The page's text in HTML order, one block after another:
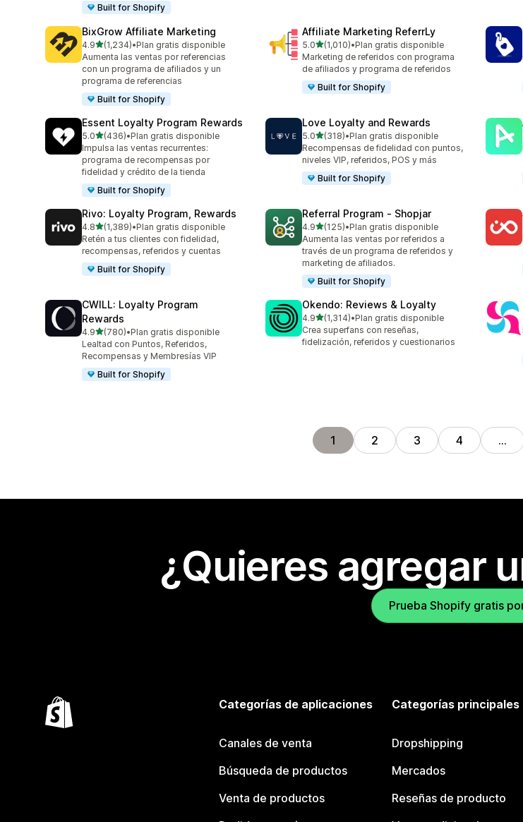
Built for Shopify
BixGrow Affiliate Marketing
4.9de 5 estrellas
(1,234)
1234 reseñas en total
•Plan gratis disponible
Aumenta las ventas por referencias
con un programa de afiliados y un
programa de referencias
Built for Shopify
Affiliate Marketing ReferrLy
5.0de 5 estrellas
(1,010)
1010 reseñas en total
•Plan gratis disponible
Marketing de referidos con programa
de afiliados y programa de referidos
Built for Shopify
Essent Loyalty Program Rewards
5.0de 5 estrellas
(436)
436 reseñas en total
•Plan gratis disponible
Impulsa las ventas recurrentes:
programa de recompensas por
fidelidad y crédito de la tienda
Built for Shopify
Love Loyalty and Rewards
5.0de 5 estrellas
(318)
318 reseñas en total
•Plan gratis disponible
Recompensas de fidelidad con puntos,
niveles VIP, referidos, POS y más
Built for Shopify
Rivo: Loyalty Program, Rewards
4.8de 5 estrellas
(1,389)
1389 reseñas en total
•Plan gratis disponible
Retén a tus clientes con fidelidad,
recompensas, referidos y cuentas
Built for Shopify
Referral Program ‑ Shopjar
4.9de 5 estrellas
(125)
125 reseñas en total
•Plan gratis disponible
Aumenta las ventas por referidos a
través de un programa de referidos y
marketing de afiliados.
Built for Shopify
CWILL: Loyalty Program
Rewards
4.9de 5 estrellas
(780)
780 reseñas en total
•Plan gratis disponible
Lealtad con Puntos, Referidos,
Recompensas y Membresías VIP
Built for Shopify
Okendo: Reviews & Loyalty
4.9de 5 estrellas
(1,314)
1314 reseñas en total
•Plan gratis disponible
Crea superfans con reseñas,
fidelización, referidos y cuestionarios
1 2 3 4 …
¿Quieres agregar
Prueba Shopify gratis
Categorías de aplicaciones
Canales de venta
Búsqueda de productos
Venta de productos
Categorías principales
Dropshipping
Mercados
Reseñas de producto